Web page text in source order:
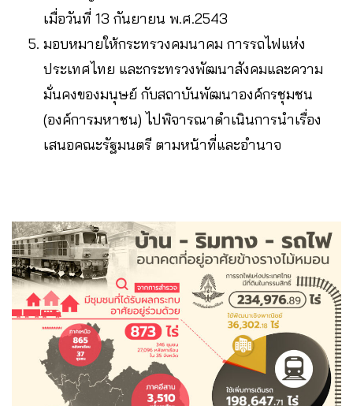
เมื่อวันที่ 13 กันยายน พ.ศ.2543
มอบหมายให้กระทรวงคมนาคม การรถไฟแห่ง
ประเทศไทย และกระทรวงพัฒนาสังคมและความ
มั่นคงของมนุษย์ กับสถาบันพัฒนาองค์กรชุมชน
(องค์การมหาชน) ไปพิจารณาดำเนินการนำเรื่อง
เสนอคณะรัฐมนตรี ตามหน้าที่และอำนาจ